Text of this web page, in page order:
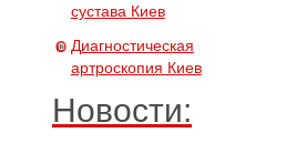
сустава Киев
Диагностическая
артроскопия Киев
Новости: